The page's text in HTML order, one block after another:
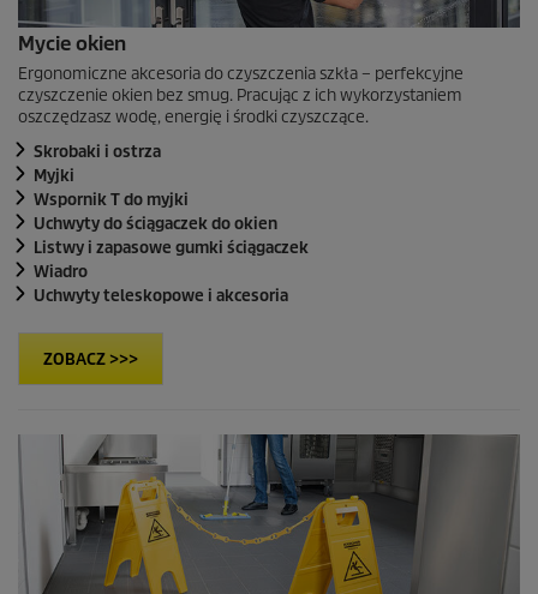
Mycie okien
Ergonomiczne akcesoria do czyszczenia szkła – perfekcyjne
czyszczenie okien bez smug. Pracując z ich wykorzystaniem
oszczędzasz wodę, energię i środki czyszczące.
Skrobaki i ostrza
Myjki
Wspornik T do myjki
Uchwyty do ściągaczek do okien
Listwy i zapasowe gumki ściągaczek
Wiadro
Uchwyty teleskopowe i akcesoria
ZOBACZ >>>